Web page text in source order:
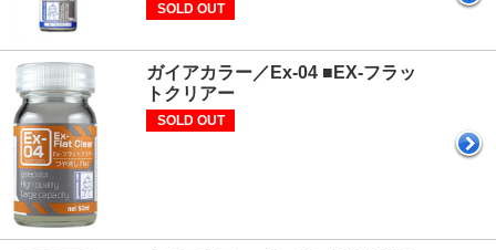
SOLD OUT
ガイアカラー／Ex-04 ■EX-フラッ
トクリアー
SOLD OUT